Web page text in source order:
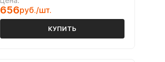
656руб./шт.
КУПИТЬ